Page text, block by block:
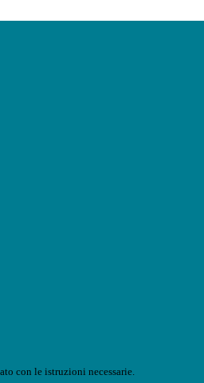
con le istruzioni necessarie.